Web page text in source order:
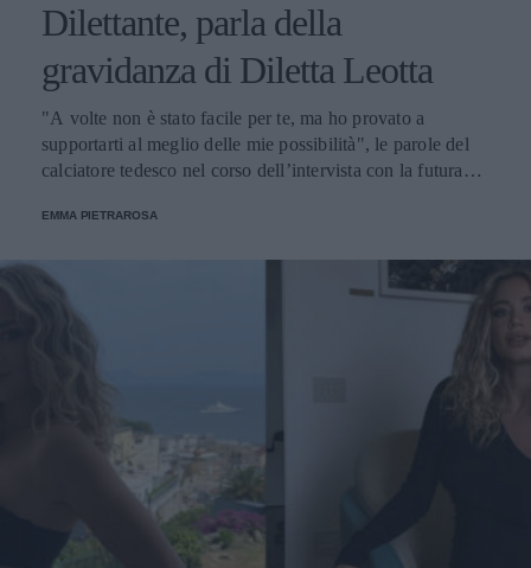
Dilettante, parla della
gravidanza di Diletta Leotta
"A volte non è stato facile per te, ma ho provato a
supportarti al meglio delle mie possibilità", le parole del
calciatore tedesco nel corso dell’intervista con la futura
EMMA PIETRAROSA